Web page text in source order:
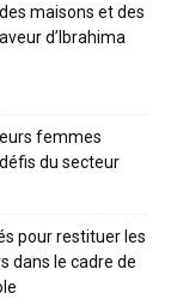
maisons et des
d’Ibrahima
femmes
du secteur
pour restituer les
dans le cadre de